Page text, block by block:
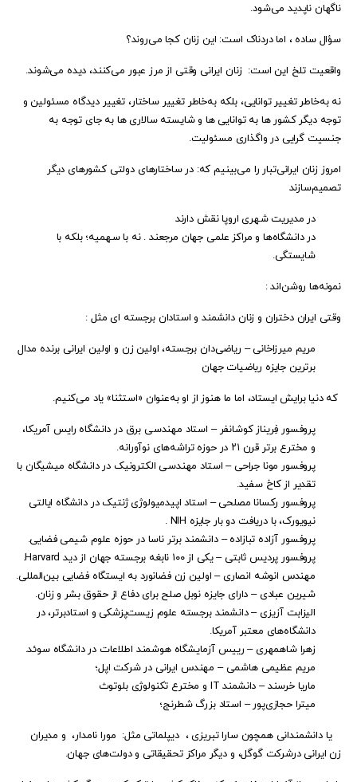
ناگهان ناپدید می‌شود.
سؤال ساده ، اما دردناک است: این زنان کجا می‌روند؟
واقعیت تلخ این است: زنان ایرانی وقتی از مرز عبور می‌کنند، دیده می‌شوند.
نه به‌خاطر تغییر توانایی، بلکه به‌خاطر تغییر ساختار، تغییر دیدگاه مسئولین و
توجه دیگر کشور ها به توانایی ها و شایسته سالاری ها به جای توجه به
جنسیت گرایی در واگذاری مسئولیت.
امروز زنان ایرانی‌تبار را می‌بینیم که: در ساختارهای دولتی کشورهای دیگر
تصمیم‌سازند
در مدیریت شهری اروپا نقش دارند
در دانشگاه‌ها و مراکز علمی جهان مرجعند . نه با سهمیه؛ بلکه با
شایستگی.
نمونه‌ها روشن‌اند :
وقتی ایران دختران و زنان دانشمند و استادان برجسته ای مثل :
مریم میرزاخانی – ریاضی‌دان برجسته، اولین زن و اولین ایرانی برنده مدال
برترین جایزه ریاضیات جهان
که دنیا برایش ایستاد، اما ما هنوز از او به‌عنوان «استثنا» یاد می‌کنیم.
پروفسور فِریناز کوشانفر – استاد مهندسی برق در دانشگاه رایس آمریکا،
و مخترع برتر قرن ۲۱ در حوزه تراشه‌های نوآورانه.
پروفسور مونا جراحی – استاد مهندسی الکترونیک در دانشگاه میشیگان با
تقدیر از کاخ سفید.
پروفسور رکسانا مصلحی – استاد اپیدمیولوژی ژنتیک در دانشگاه ایالتی
نیویورک، با دریافت دو بار جایزه NIH .
پروفسور آزاده تبازاده – دانشمند برتر ناسا در حوزه علوم شیمی فضایی.
پروفسور پردیس ثابتی – یکی از ۱۰۰ نابغه برجسته جهان از دید Harvard.
مهندس انوشه انصاری – اولین زن فضانورد به ایستگاه فضایی بین‌المللی.
شیرین عبادی – دارای جایزه نوبل صلح برای دفاع از حقوق بشر و زنان.
الیزابت آزیزی – دانشمند برجسته علوم زیست‌پزشکی و استادبرتر، در
دانشگاه‌های معتبر آمریکا.
زهرا شاهمهری – رییس آزمایشگاه هوشمند اطلاعات در دانشگاه سوئد.
مریم عظیمی هاشمی – مهندس ایرانی در شرکت اپل؛
ماریا خرسند – دانشمند IT و مخترع تکنولوژی بلوتوث
میترا حجازی‌پور – استاد بزرگ شطرنج؛
یا دانشمندانی همچون سارا تبریزی ، دیپلماتی مثل: مورا نامدار، و مدیران
زن ایرانی درشرکت گوگل، و دیگر مراکز تحقیقاتی و دولت‌های جهان.